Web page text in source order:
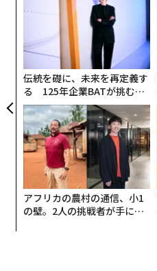
伝統を礎に、未来を再定義す
る 125年企業BATが挑むス
モークレスな未来
アフリカの農村の通信、小1
の壁。2人の挑戦者が手にし